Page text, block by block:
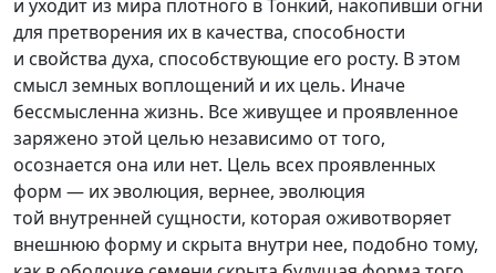
и уходит из мира плотного в Тонкий, накопивши огни
для претворения их в качества, способности
и свойства духа, способствующие его росту. В этом
смысл земных воплощений и их цель. Иначе
бессмысленна жизнь. Все живущее и проявленное
заряжено этой целью независимо от того,
осознается она или нет. Цель всех проявленных
форм — их эволюция, вернее, эволюция
той внутренней сущности, которая оживотворяет
внешнюю форму и скрыта внутри нее, подобно тому,